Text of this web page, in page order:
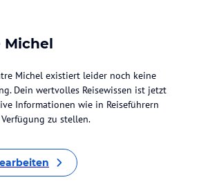
Michel
Michel existiert leider noch keine
Dein wertvolles Reisewissen ist jetzt
Informationen wie in Reiseführern
zu stellen.